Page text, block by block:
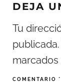
DEJA
Tu
publicada.
marcados
COMENTARIO *